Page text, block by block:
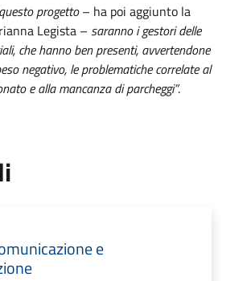
progetto– ha poi aggiunto la
Legista – saranno i gestori delle
che hanno ben presenti, avvertendone
negativo, le problematiche correlate al
e alla mancanza di parcheggi”.
e